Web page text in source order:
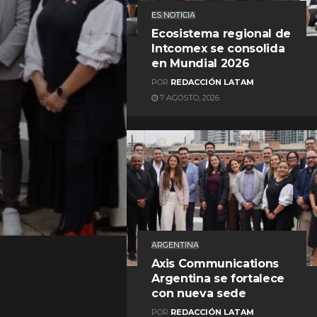
ES NOTICIA
Ecosistema regional de
Intcomex se consolida
en Mundial 2026
POR REDACCIÓN LATAM
7 AGOSTO, 2026
ARGENTINA
Axis Communications
Argentina se fortalece
con nueva sede
POR REDACCIÓN LATAM